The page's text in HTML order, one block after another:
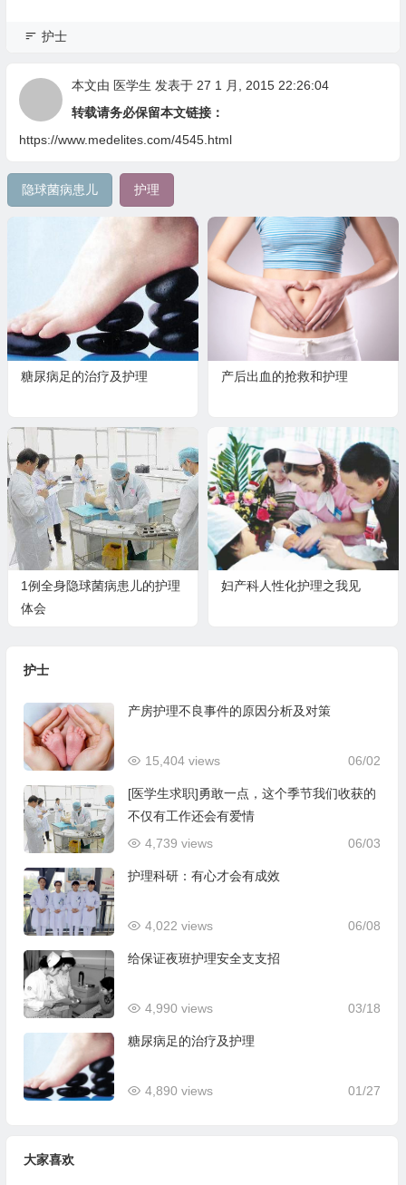
护士
本文由 医学生 发表于 27 1 月, 2015 22:26:04
转载请务必保留本文链接：
https://www.medelites.com/4545.html
隐球菌病患儿 护理
糖尿病足的治疗及护理 产后出血的抢救和护理
1例全身隐球菌病患儿的护理
体会
妇产科人性化护理之我见
护士
产房护理不良事件的原因分析及对策
06/02
15,404 views
[医学生求职]勇敢一点，这个季节我们收获的
不仅有工作还会有爱情
06/03
4,739 views
护理科研：有心才会有成效
06/08
4,022 views
给保证夜班护理安全支支招
03/18
4,990 views
糖尿病足的治疗及护理
01/27
4,890 views
大家喜欢